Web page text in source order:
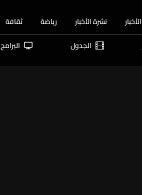
نشرة الأخبار رياضة ثقافة
الجدول البرامج